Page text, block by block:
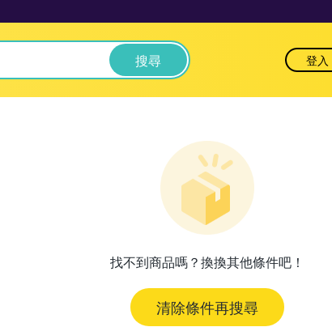
搜尋 登入
找不到商品嗎？換換其他條件吧！
清除條件再搜尋